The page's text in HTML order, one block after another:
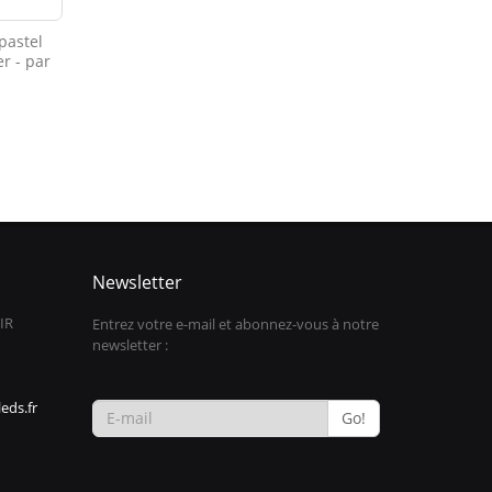
- par
Newsletter
Entrez votre e-mail et abonnez-vous à notre
newsletter :
Go!